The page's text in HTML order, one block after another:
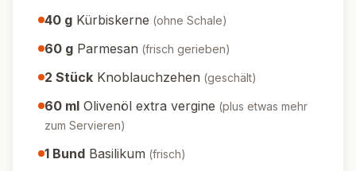
40 g Kürbiskerne (ohne Schale)
60 g Parmesan (frisch gerieben)
2 Stück Knoblauchzehen (geschält)
60 ml Olivenöl extra vergine (plus etwas mehr
zum Servieren)
1 Bund Basilikum (frisch)